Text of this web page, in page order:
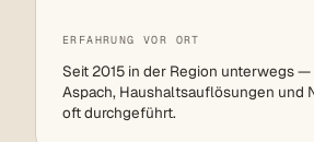
ERFAHRUNG VOR ORT
Seit 2015 in der Region unterwegs
Aspach, Haushaltsauflösungen und
oft durchgeführt.